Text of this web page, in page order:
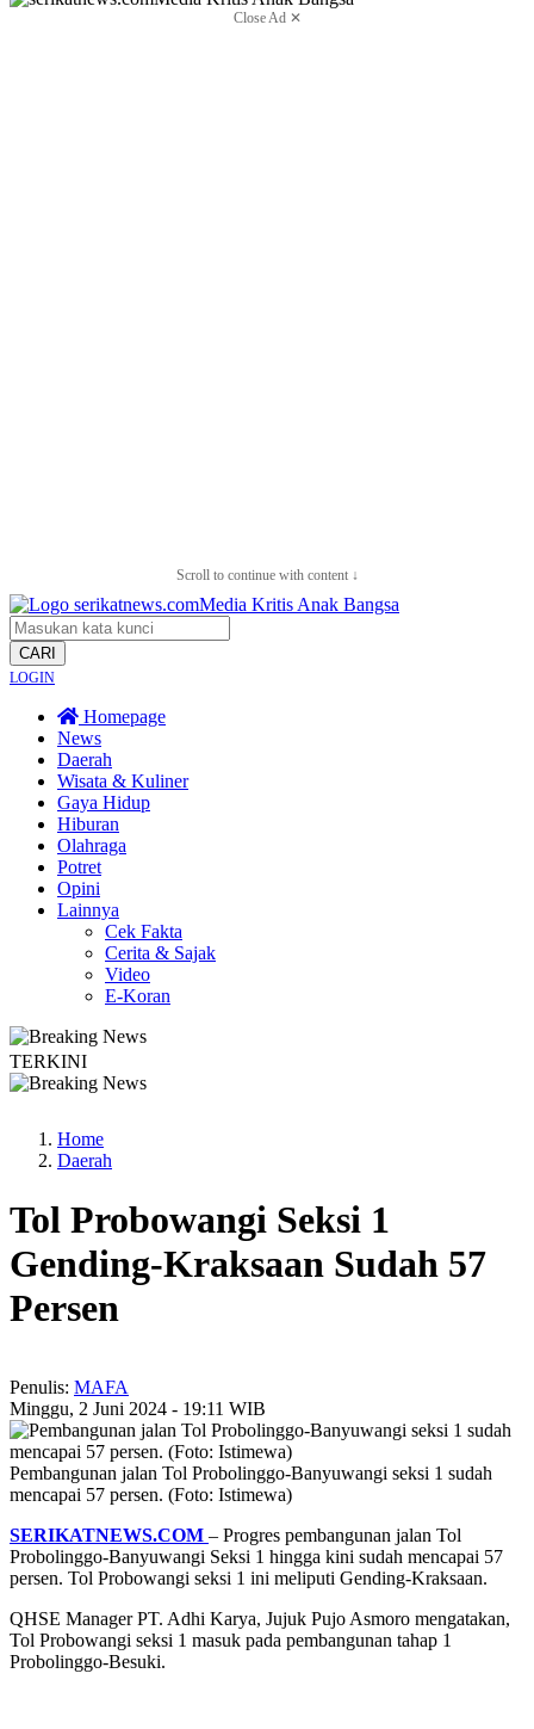
Close Ad ✕
Scroll to continue with content ↓
CARI
LOGIN
Homepage
News
Daerah
Wisata & Kuliner
Gaya Hidup
Hiburan
Olahraga
Potret
Opini
Lainnya
Cek Fakta
Cerita & Sajak
Video
E-Koran
TERKINI
Home
Daerah
Tol Probowangi Seksi 1
Gending-Kraksaan Sudah 57
Persen
Penulis: MAFA
Minggu, 2 Juni 2024 - 19:11 WIB
Pembangunan jalan Tol Probolinggo-Banyuwangi seksi 1 sudah
mencapai 57 persen. (Foto: Istimewa)
SERIKATNEWS.COM – Progres pembangunan jalan Tol
Probolinggo-Banyuwangi Seksi 1 hingga kini sudah mencapai 57
persen. Tol Probowangi seksi 1 ini meliputi Gending-Kraksaan.
QHSE Manager PT. Adhi Karya, Jujuk Pujo Asmoro mengatakan,
Tol Probowangi seksi 1 masuk pada pembangunan tahap 1
Probolinggo-Besuki.